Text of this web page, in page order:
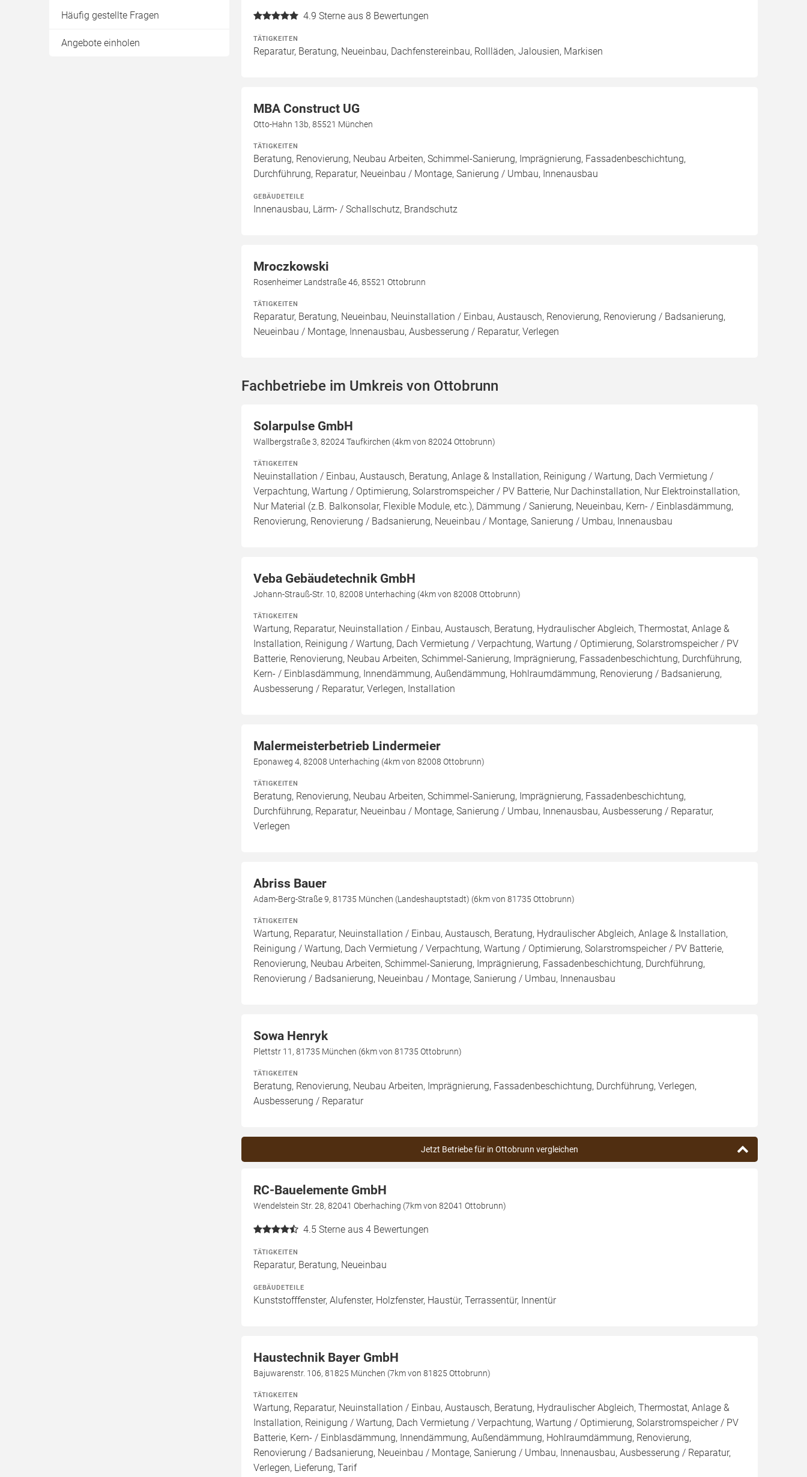
Häufig gestellte Fragen
Angebote einholen
4.9 Sterne aus 8 Bewertungen
TÄTIGKEITEN
Reparatur, Beratung, Neueinbau, Dachfenstereinbau, Rollläden, Jalousien, Markisen
MBA Construct UG
Otto-Hahn 13b, 85521 München
TÄTIGKEITEN
Beratung, Renovierung, Neubau Arbeiten, Schimmel-Sanierung, Imprägnierung, Fassadenbeschichtung,
Durchführung, Reparatur, Neueinbau / Montage, Sanierung / Umbau, Innenausbau
GEBÄUDETEILE
Innenausbau, Lärm- / Schallschutz, Brandschutz
Mroczkowski
Rosenheimer Landstraße 46, 85521 Ottobrunn
TÄTIGKEITEN
Reparatur, Beratung, Neueinbau, Neuinstallation / Einbau, Austausch, Renovierung, Renovierung / Badsanierung,
Neueinbau / Montage, Innenausbau, Ausbesserung / Reparatur, Verlegen
Fachbetriebe im Umkreis von Ottobrunn
Solarpulse GmbH
Wallbergstraße 3, 82024 Taufkirchen (4km von 82024 Ottobrunn)
TÄTIGKEITEN
Neuinstallation / Einbau, Austausch, Beratung, Anlage & Installation, Reinigung / Wartung, Dach Vermietung /
Verpachtung, Wartung / Optimierung, Solarstromspeicher / PV Batterie, Nur Dachinstallation, Nur Elektroinstallation,
Nur Material (z.B. Balkonsolar, Flexible Module, etc.), Dämmung / Sanierung, Neueinbau, Kern- / Einblasdämmung,
Renovierung, Renovierung / Badsanierung, Neueinbau / Montage, Sanierung / Umbau, Innenausbau
Veba Gebäudetechnik GmbH
Johann-Strauß-Str. 10, 82008 Unterhaching (4km von 82008 Ottobrunn)
TÄTIGKEITEN
Wartung, Reparatur, Neuinstallation / Einbau, Austausch, Beratung, Hydraulischer Abgleich, Thermostat, Anlage &
Installation, Reinigung / Wartung, Dach Vermietung / Verpachtung, Wartung / Optimierung, Solarstromspeicher / PV
Batterie, Renovierung, Neubau Arbeiten, Schimmel-Sanierung, Imprägnierung, Fassadenbeschichtung, Durchführung,
Kern- / Einblasdämmung, Innendämmung, Außendämmung, Hohlraumdämmung, Renovierung / Badsanierung,
Ausbesserung / Reparatur, Verlegen, Installation
Malermeisterbetrieb Lindermeier
Eponaweg 4, 82008 Unterhaching (4km von 82008 Ottobrunn)
TÄTIGKEITEN
Beratung, Renovierung, Neubau Arbeiten, Schimmel-Sanierung, Imprägnierung, Fassadenbeschichtung,
Durchführung, Reparatur, Neueinbau / Montage, Sanierung / Umbau, Innenausbau, Ausbesserung / Reparatur,
Verlegen
Abriss Bauer
Adam-Berg-Straße 9, 81735 München (Landeshauptstadt) (6km von 81735 Ottobrunn)
TÄTIGKEITEN
Wartung, Reparatur, Neuinstallation / Einbau, Austausch, Beratung, Hydraulischer Abgleich, Anlage & Installation,
Reinigung / Wartung, Dach Vermietung / Verpachtung, Wartung / Optimierung, Solarstromspeicher / PV Batterie,
Renovierung, Neubau Arbeiten, Schimmel-Sanierung, Imprägnierung, Fassadenbeschichtung, Durchführung,
Renovierung / Badsanierung, Neueinbau / Montage, Sanierung / Umbau, Innenausbau
Sowa Henryk
Plettstr 11, 81735 München (6km von 81735 Ottobrunn)
TÄTIGKEITEN
Beratung, Renovierung, Neubau Arbeiten, Imprägnierung, Fassadenbeschichtung, Durchführung, Verlegen,
Ausbesserung / Reparatur
Jetzt Betriebe für in Ottobrunn vergleichen
RC-Bauelemente GmbH
Wendelstein Str. 28, 82041 Oberhaching (7km von 82041 Ottobrunn)
4.5 Sterne aus 4 Bewertungen
TÄTIGKEITEN
Reparatur, Beratung, Neueinbau
GEBÄUDETEILE
Kunststofffenster, Alufenster, Holzfenster, Haustür, Terrassentür, Innentür
Haustechnik Bayer GmbH
Bajuwarenstr. 106, 81825 München (7km von 81825 Ottobrunn)
TÄTIGKEITEN
Wartung, Reparatur, Neuinstallation / Einbau, Austausch, Beratung, Hydraulischer Abgleich, Thermostat, Anlage &
Installation, Reinigung / Wartung, Dach Vermietung / Verpachtung, Wartung / Optimierung, Solarstromspeicher / PV
Batterie, Kern- / Einblasdämmung, Innendämmung, Außendämmung, Hohlraumdämmung, Renovierung,
Renovierung / Badsanierung, Neueinbau / Montage, Sanierung / Umbau, Innenausbau, Ausbesserung / Reparatur,
Verlegen, Lieferung, Tarif